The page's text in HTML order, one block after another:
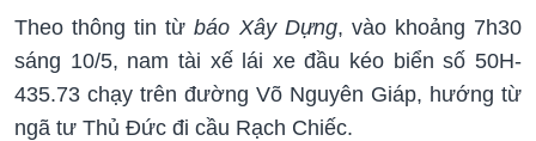
Theo thông tin từ báo Xây Dựng, vào khoảng 7h30
sáng 10/5, nam tài xế lái xe đầu kéo biển số 50H-
435.73 chạy trên đường Võ Nguyên Giáp, hướng từ
ngã tư Thủ Đức đi cầu Rạch Chiếc.